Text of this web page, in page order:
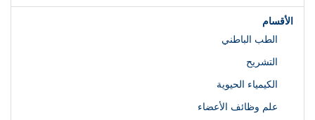
الأقسام
الطب الباطني
التشريح
الكيمياء الحيوية
علم وظائف الأعضاء